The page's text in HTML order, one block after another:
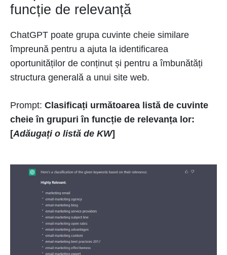
funcție de relevanță
ChatGPT poate grupa cuvinte cheie similare
împreună pentru a ajuta la identificarea
oportunităților de conținut și pentru a îmbunătăți
structura generală a unui site web.
Prompt: Clasificați următoarea listă de cuvinte
cheie în grupuri în funcție de relevanța lor:
[Adăugați o listă de KW]